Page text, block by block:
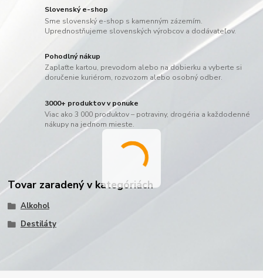
Slovenský e-shop
Sme slovenský e-shop s kamenným zázemím.
Uprednostňujeme slovenských výrobcov a dodávateľov.
Pohodlný nákup
Zaplaťte kartou, prevodom alebo na dobierku a vyberte si
doručenie kuriérom, rozvozom alebo osobný odber.
3000+ produktov v ponuke
Viac ako 3 000 produktov – potraviny, drogéria a každodenné
nákupy na jednom mieste.
Tovar zaradený v kategóriách
Alkohol
Destiláty